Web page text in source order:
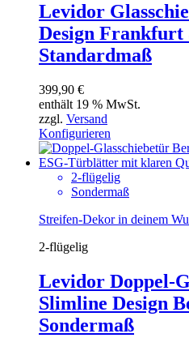
Levidor
Design Frankfurt
Standardmaß
399,90 €
enthält 19 % MwSt.
zzgl. Versand
Konfigurieren
2-flügelig
Sondermaß
Streifen-Dekor in deinem
2-flügelig
Levidor Doppel-
Slimline Design
Sondermaß